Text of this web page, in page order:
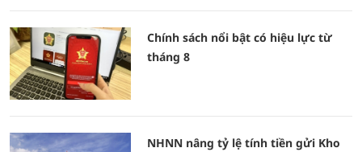
Chính sách nổi bật có hiệu lực từ
tháng 8
NHNN nâng tỷ lệ tính tiền gửi Kho